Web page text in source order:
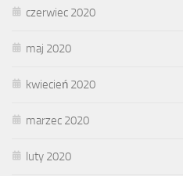
czerwiec 2020
maj 2020
kwiecień 2020
marzec 2020
luty 2020